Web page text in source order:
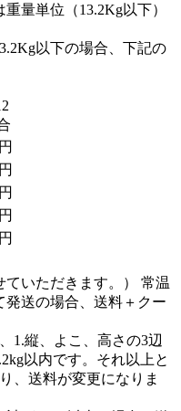
量単位（13.2Kg以下）
以下の場合、下記の
いただきます。）
常温
送の場合、送料＋クー
1.縦、よこ、高さの3辺
以内です。それ以上と
、送料が変更になりま